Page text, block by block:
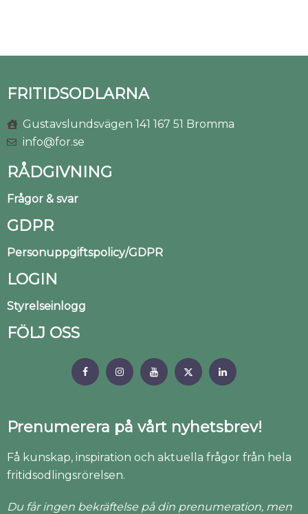
FRITIDSODLARNA
Gustavslundsvägen 141 167 51 Bromma
info@for.se
RÅDGIVNING
Frågor & svar
GDPR
Personuppgiftspolicy/GDPR
LOGIN
Styrelseinlogg
FÖLJ OSS
Prenumerera på vårt nyhetsbrev!
Få kunskap, inspiration och aktuella frågor från hela
fritidsodlingsrörelsen.
Du får ingen bekräftelse på din prenumeration, men